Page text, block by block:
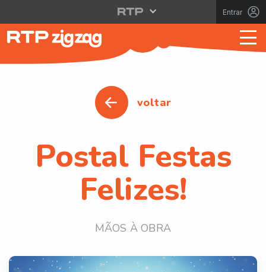
Entrar
voltar
Postal Festas
Felizes!
MÃOS À OBRA